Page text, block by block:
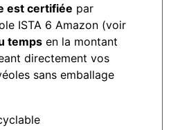
est certifiée par
ISTA 6 Amazon (voir
temps en la montant
directement vos
sans emballage